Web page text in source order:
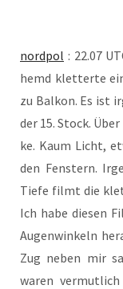
nord­pol : 22.07
hemd klet­ter­te
zu Bal­kon. Es ist
der 15. Stock.
ke. Kaum Licht,
den Fens­tern.
Tie­fe filmt die
Ich habe die­sen
Augen­win­keln
Zug neben mir
waren